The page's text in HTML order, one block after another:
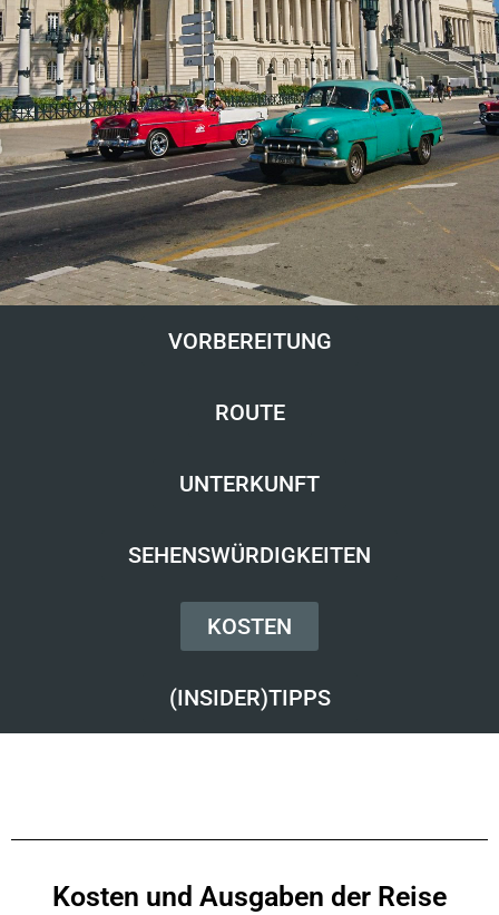
VORBEREITUNG
ROUTE
UNTERKUNFT
SEHENSWÜRDIGKEITEN
KOSTEN
(INSIDER)TIPPS
Kosten und Ausgaben der Reise